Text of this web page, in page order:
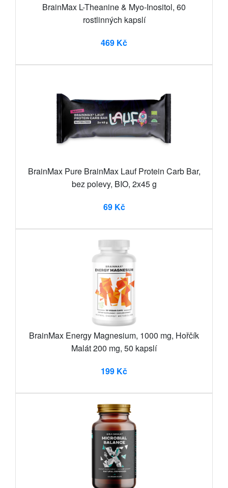
BrainMax L-Theanine & Myo-Inositol, 60
rostlinných kapslí
469 Kč
BrainMax Pure BrainMax Lauf Protein Carb Bar,
bez polevy, BIO, 2x45 g
69 Kč
BrainMax Energy Magnesium, 1000 mg, Hořčík
Malát 200 mg, 50 kapslí
199 Kč